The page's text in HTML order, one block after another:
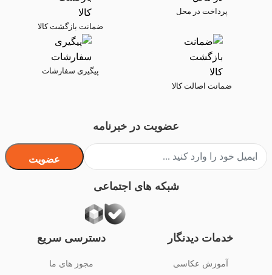
پرداخت در محل
ضمانت بازگشت کالا
ضمانت اصالت کالا
پیگیری سفارشات
خدمات دیدنگار
آموزش عکاسی
دسترسی سریع
مجوز های ما
عضویت در خبرنامه
عضویت
شبکه های اجتماعی